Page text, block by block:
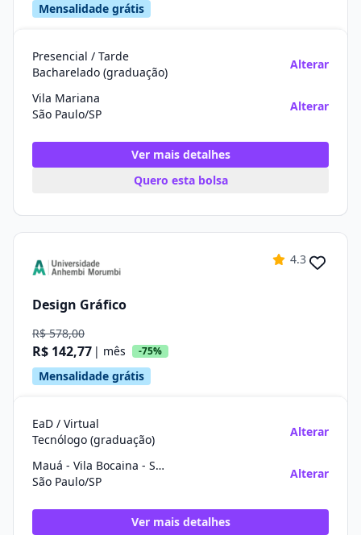
Mensalidade grátis
Presencial / Tarde
Bacharelado (graduação)
Alterar
Vila Mariana
São Paulo/SP
Alterar
Ver mais detalhes
Quero esta bolsa
4.3
Design Gráfico
R$ 578,00
R$ 142,77 | mês -75%
Mensalidade grátis
EaD / Virtual
Tecnólogo (graduação)
Alterar
Mauá - Vila Bocaina - São Paulo
São Paulo/SP
Alterar
Ver mais detalhes